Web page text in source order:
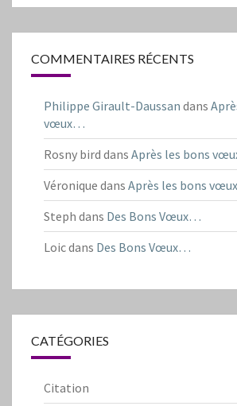
COMMENTAIRES RÉCENTS
Philippe Girault-Daussan dans
vœux…
Rosny bird dans Après les bons
Véronique dans Après les bons
Steph dans Des Bons Vœux…
Loicdans Des Bons Vœux…
CATÉGORIES
Citation